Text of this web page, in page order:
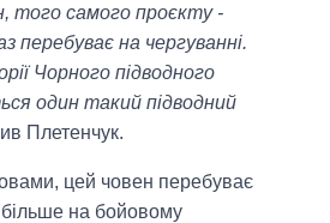
того самого проєкту -
перебуває на чергуванні.
Чорного підводного
один такий підводний
Плетенчук.
цей човен перебуває
на бойовому